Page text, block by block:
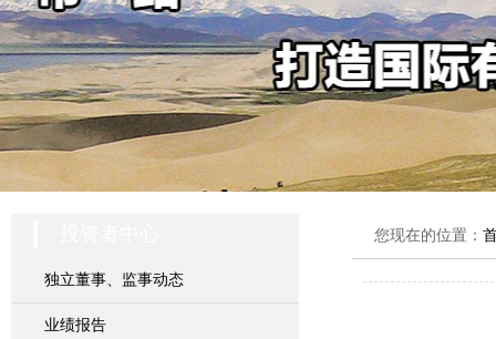
独立董事、监事动态
业绩报告
您现在的位置：